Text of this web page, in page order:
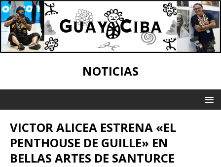
NOTICIAS
VICTOR ALICEA ESTRENA «EL
PENTHOUSE DE GUILLE» EN
BELLAS ARTES DE SANTURCE